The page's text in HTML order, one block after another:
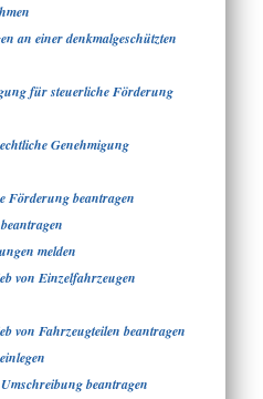
an einer denkmalgeschützten
für steuerliche Förderung
Genehmigung
Förderung beantragen
melden
von Einzelfahrzeugen
von Fahrzeugteilen beantragen
beantragen